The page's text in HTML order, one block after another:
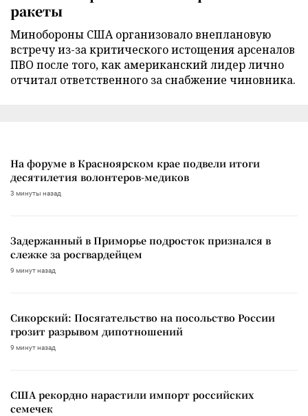
ракеты
Минобороны США организовало внеплановую
встречу из-за критического истощения арсеналов
ПВО после того, как американский лидер лично
отчитал ответственного за снабжение чиновника.
На форуме в Красноярском крае подвели итоги
десятилетия волонтеров-медиков
3 минуты назад
Задержанный в Приморье подросток признался в
слежке за росгвардейцем
9 минут назад
Сикорский: Посягательство на посольство России
грозит разрывом дипотношений
9 минут назад
США рекордно нарастили импорт российских
семечек